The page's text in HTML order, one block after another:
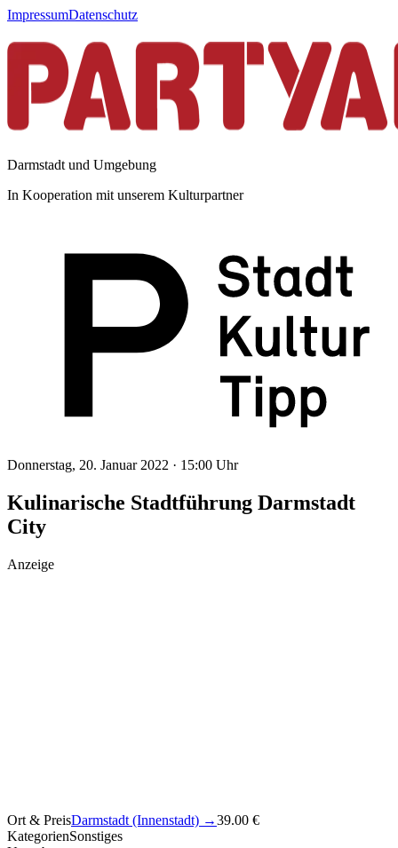
ImpressumDatenschutz
Darmstadt und Umgebung
In Kooperation mit unserem Kulturpartner
Donnerstag, 20. Januar 2022 · 15:00 Uhr
Kulinarische Stadtführung Darmstadt
City
Anzeige
Ort & PreisDarmstadt (Innenstadt) →39.00 €
KategorienSonstiges